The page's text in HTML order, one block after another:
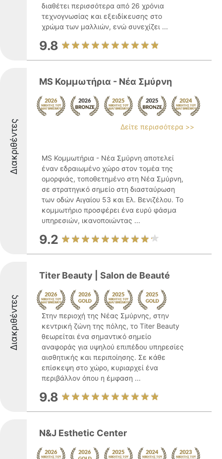
διαθέτει περισσότερα από 26 χρόνια
τεχνογνωσίας και εξειδίκευσης στο
χρώμα των μαλλιών, ενώ συνεχίζει ...
9.8
Διακριθέντες
MS Κομμωτήρια - Νέα Σμύρνη
Δείτε περισσότερα >>
MS Κομμωτήρια - Νέα Σμύρνη αποτελεί
έναν εδραιωμένο χώρο στον τομέα της
ομορφιάς, τοποθετημένο στη Νέα Σμύρνη,
σε στρατηγικό σημείο στη διασταύρωση
των οδών Αιγαίου 53 και Ελ. Βενιζέλου. Το
κομμωτήριο προσφέρει ένα ευρύ φάσμα
υπηρεσιών, ικανοποιώντας ...
9.2
Διακριθέντες
Titer Beauty | Salon de Beauté
Στην περιοχή της Νέας Σμύρνης, στην
κεντρική ζώνη της πόλης, το Titer Beauty
θεωρείται ένα σημαντικό σημείο
αναφοράς για υψηλού επιπέδου υπηρεσίες
αισθητικής και περιποίησης. Σε κάθε
επίσκεψη στο χώρο, κυριαρχεί ένα
περιβάλλον όπου η έμφαση ...
9.8
N&J Esthetic Center